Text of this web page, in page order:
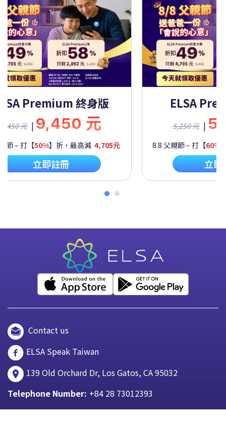
Premium 一年
元 | 5,250 元
– 打【 60%】折，最高減 2,092元
立即註冊
ELSA
9,450 元 |
8.8 父親節 – 打【 50%
立即
Contact us
ELSA Speak Taiwan
139 Old Orchard Dr, Los Gatos, CA 95032
Telephone Number: +84 28 73012393